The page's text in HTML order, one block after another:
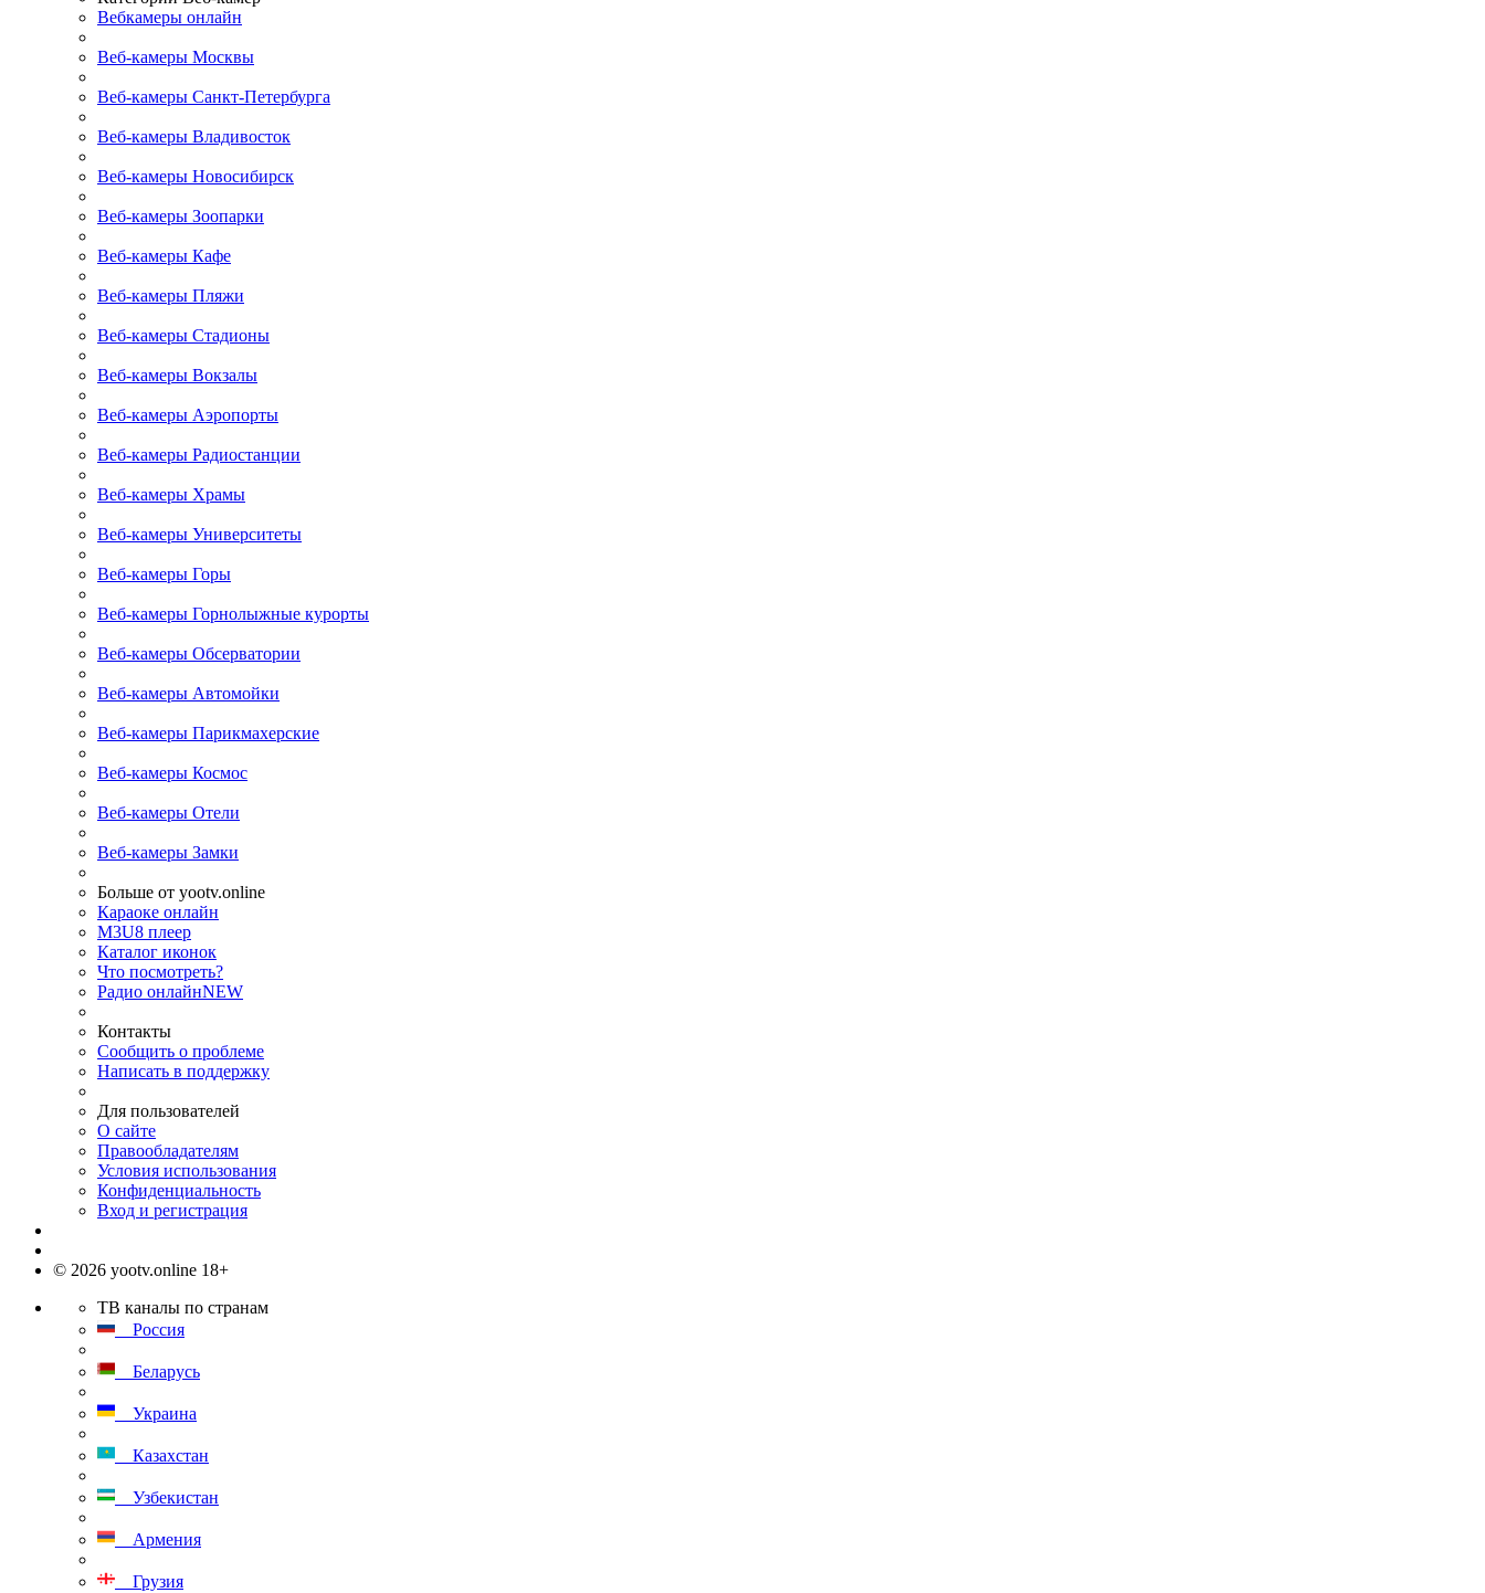
Вебкамеры онлайн
Веб-камеры Москвы
Веб-камеры Санкт-Петербурга
Веб-камеры Владивосток
Веб-камеры Новосибирск
Веб-камеры Зоопарки
Веб-камеры Кафе
Веб-камеры Пляжи
Веб-камеры Стадионы
Веб-камеры Вокзалы
Веб-камеры Аэропорты
Веб-камеры Радиостанции
Веб-камеры Храмы
Веб-камеры Университеты
Веб-камеры Горы
Веб-камеры Горнолыжные курорты
Веб-камеры Обсерватории
Веб-камеры Автомойки
Веб-камеры Парикмахерские
Веб-камеры Космос
Веб-камеры Отели
Веб-камеры Замки
Больше от yootv.online
Караоке онлайн
M3U8 плеер
Каталог иконок
Что посмотреть?
Радио онлайнNEW
Контакты
Сообщить о проблеме
Написать в поддержку
Для пользователей
О сайте
Правообладателям
Условия использования
Конфиденциальность
Вход и регистрация
© 2026 yootv.online 18+
ТВ каналы по странам
Россия
Беларусь
Украина
Казахстан
Узбекистан
Армения
Грузия